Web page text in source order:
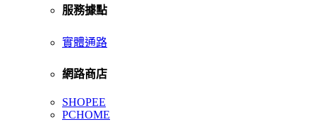
服務據點
實體通路
網路商店
SHOPEE
PCHOME